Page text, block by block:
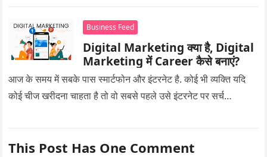
Business Feed
Digital Marketing क्या है, Digital
Marketing में Career कैसे बनाएं?
आज के समय में सबके पास स्मार्टफोन और इंटरनेट है. कोई भी व्यक्ति यदि
कोई चीज खरीदना चाहता है तो वो सबसे पहले उसे इंटरनेट पर सर्च…
This Post Has One Comment